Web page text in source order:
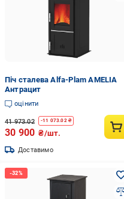
Піч сталева Alfa-Plam AMELIA
Антрацит
оцінити
41 973.02 -11 073.02₴
30 900 ₴/шт.
Доставимо